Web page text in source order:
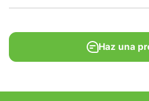
Haz una